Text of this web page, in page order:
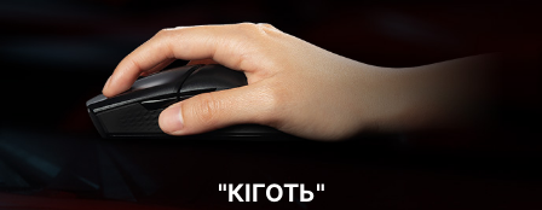
"КІГОТЬ"